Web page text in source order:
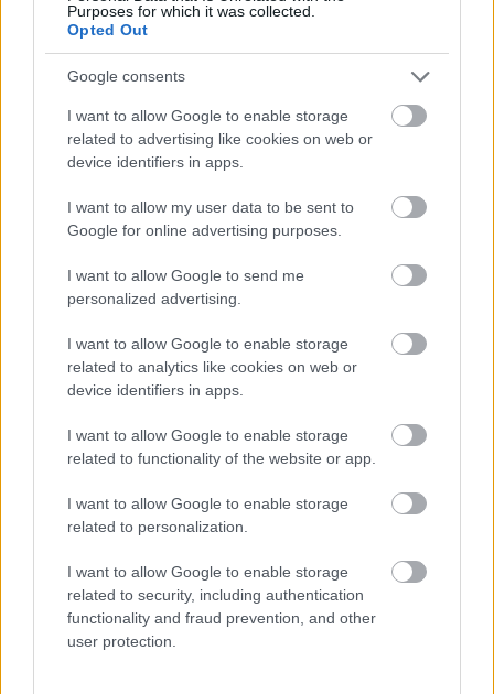
Purposes for which it was collected.
Opted Out
Google consents
I want to allow Google to enable storage
related to advertising like cookies on web or
device identifiers in apps.
I want to allow my user data to be sent to
Google for online advertising purposes.
I want to allow Google to send me
personalized advertising.
I want to allow Google to enable storage
related to analytics like cookies on web or
device identifiers in apps.
I want to allow Google to enable storage
related to functionality of the website or app.
I want to allow Google to enable storage
related to personalization.
I want to allow Google to enable storage
related to security, including authentication
functionality and fraud prevention, and other
user protection.
tetőcserép
Tetőépítés -és felújítás? Legyen tudatos a
költségtervezésben!
tetőcserép